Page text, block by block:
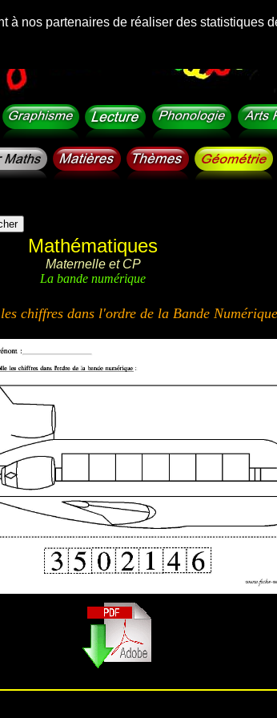
nos partenaires de réaliser des statistiques
Mathématiques
Maternelle et CP
La bande numérique
chiffres dans l'ordre de la Bande